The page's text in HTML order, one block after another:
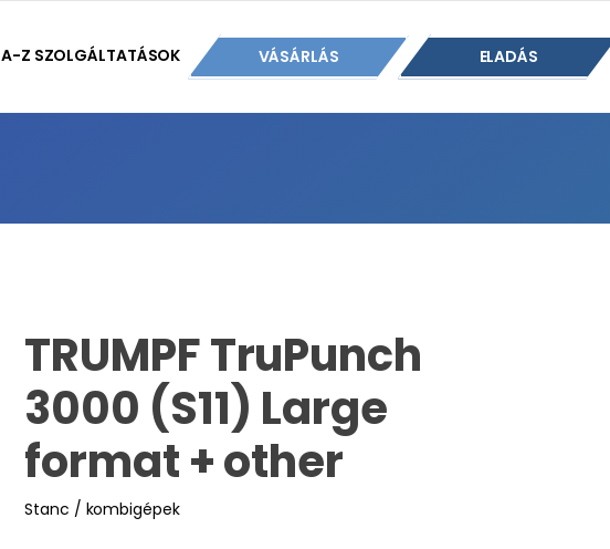
A-Z SZOLGÁLTATÁSOK VÁSÁRLÁS ELADÁS
TRUMPF TruPunch
3000 (S11) Large
format + other
Stanc / kombigépek